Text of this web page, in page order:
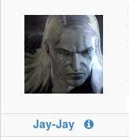
Jay-Jay